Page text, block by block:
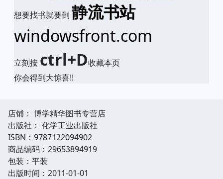
想要找书就要到 静流书站
windowsfront.com
立刻按 ctrl+D收藏本页
你会得到大惊喜!!
店铺： 博学精华图书专营店
出版社： 化学工业出版社
ISBN：9787122094902
商品编码：29653894919
包装：平装
出版时间：2011-01-01